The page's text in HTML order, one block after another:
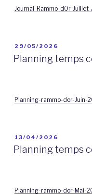
Journal-Rammo-dOr-
PUBLIÉ
LE
29/05/2026
Planning temps
Planning-rammo-dor-Juin-
PUBLIÉ
LE
13/04/2026
Planning temps
Planning-rammo-dor-Mai-